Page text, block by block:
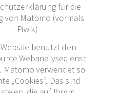
für die
von Matomo (vormals
Piwik)
Website benutzt den
Webanalysedienst
Matomo verwendet so
„Cookies“. Das sind